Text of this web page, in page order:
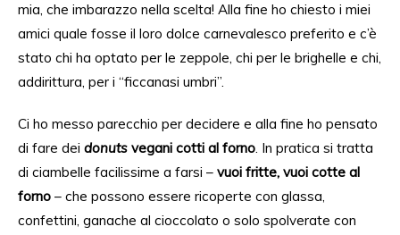
mia, che imbarazzo nella scelta! Alla fine ho chiesto i miei
amici quale fosse il loro dolce carnevalesco preferito e c’è
stato chi ha optato per le zeppole, chi per le brighelle e chi,
addirittura, per i “ficcanasi umbri”.
Ci ho messo parecchio per decidere e alla fine ho pensato
di fare dei donuts vegani cotti al forno. In pratica si tratta
di ciambelle facilissime a farsi – vuoi fritte, vuoi cotte al
forno – che possono essere ricoperte con glassa,
confettini, ganache al cioccolato o solo spolverate con